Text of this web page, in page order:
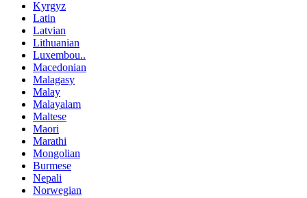
Kyrgyz
Latin
Latvian
Lithuanian
Luxembou..
Macedonian
Malagasy
Malay
Malayalam
Maltese
Maori
Marathi
Mongolian
Burmese
Nepali
Norwegian